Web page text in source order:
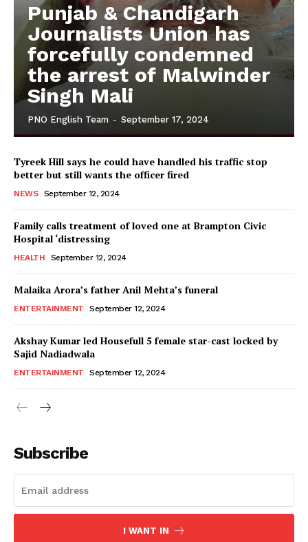
Punjab & Chandigarh
Journalists Union has
forcefully condemned
the arrest of Malwinder
Singh Mali
PNO English Team - September 17, 2024
Tyreek Hill says he could have handled his traffic stop
better but still wants the officer fired
NEWS September 12, 2024
Family calls treatment of loved one at Brampton Civic
Hospital ‘distressing
HEALTH September 12, 2024
Malaika Arora’s father Anil Mehta’s funeral
ENTERTAINMENT September 12, 2024
Akshay Kumar led Housefull 5 female star-cast locked by
Sajid Nadiadwala
ENTERTAINMENT September 12, 2024
Subscribe
I WANT IN